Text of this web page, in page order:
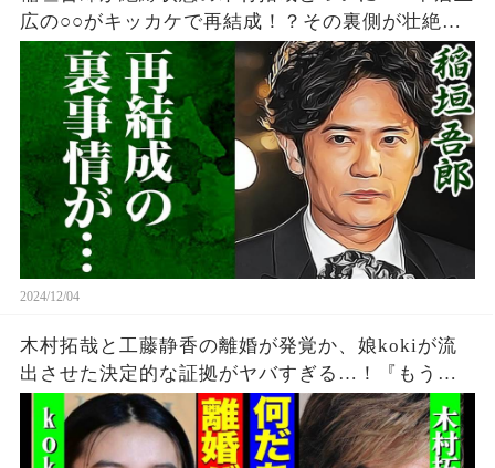
広の○○がキッカケで再結成！？その裏側が壮絶で
ヤバい・・
2024/12/04
木村拓哉と工藤静香の離婚が発覚か、娘kokiが流
出させた決定的な証拠がヤバすぎる…！『もう隠
しません』妻の堂々とした様子や本音に一同驚愕
【芸能】